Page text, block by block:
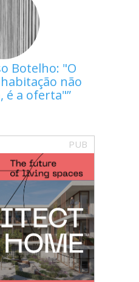
Botelho: "O
não
é a oferta"
PUB